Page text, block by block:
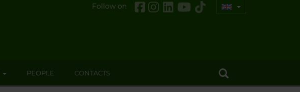
Follow on
PEOPLE CONTACTS